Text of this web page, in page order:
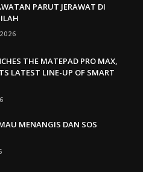
PARUT JERAWAT DI
THE MATEPAD PRO MAX,
LATEST LINE-UP OF SMART
MENANGIS DAN SOS